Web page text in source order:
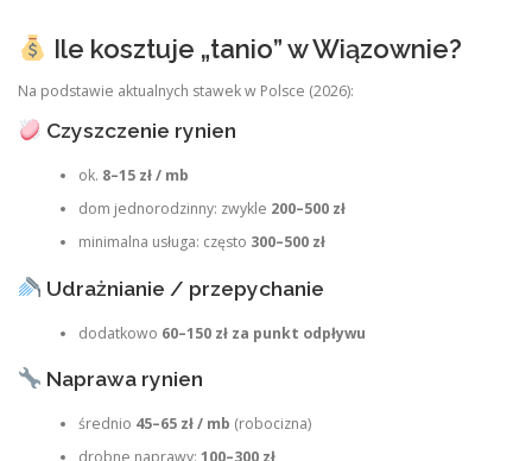
Ile kosztuje „tanio” w Wiązownie?
Na podstawie aktualnych stawek w Polsce (2026):
Czyszczenie rynien
ok. 8–15 zł / mb
dom jednorodzinny: zwykle 200–500 zł
minimalna usługa: często 300–500 zł
Udrażnianie / przepychanie
dodatkowo 60–150 zł za punkt odpływu
Naprawa rynien
średnio 45–65 zł / mb (robocizna)